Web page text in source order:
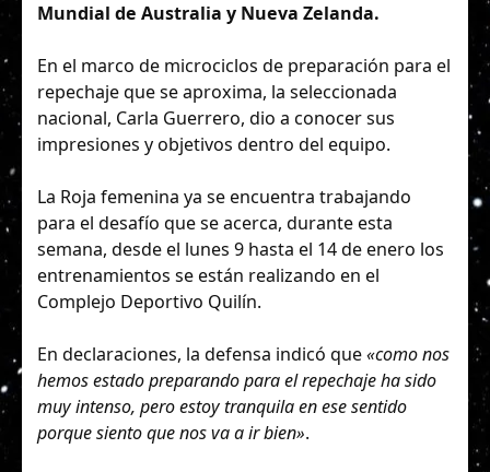
Mundial de Australia y Nueva Zelanda.
En el marco de microciclos de preparación para el
repechaje que se aproxima, la seleccionada
nacional, Carla Guerrero, dio a conocer sus
impresiones y objetivos dentro del equipo.
La Roja femenina ya se encuentra trabajando
para el desafío que se acerca, durante esta
semana, desde el lunes 9 hasta el 14 de enero los
entrenamientos se están realizando en el
Complejo Deportivo Quilín.
En declaraciones, la defensa indicó que«como nos
hemos estado preparando para el repechaje ha sido
muy intenso, pero estoy tranquila en ese sentido
porque siento que nos va a ir bien».